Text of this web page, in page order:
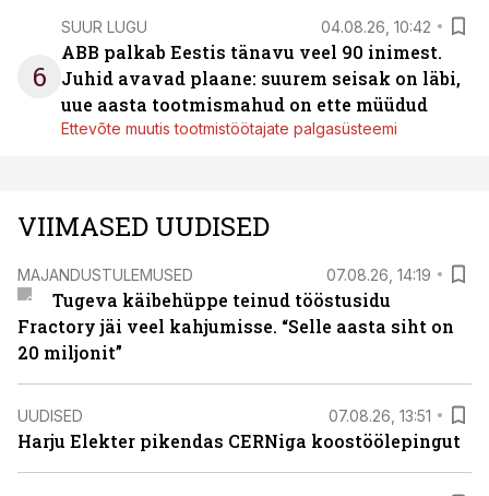
6
SUUR LUGU 04.08.26, 10:42
ABB palkab Eestis tänavu veel 90 inimest.
Juhid avavad plaane: suurem seisak on läbi,
uue aasta tootmismahud on ette müüdud
Ettevõte muutis tootmistöötajate palgasüsteemi
VIIMASED UUDISED
MAJANDUSTULEMUSED 07.08.26, 14:19
Tugeva käibehüppe teinud tööstusidu
Fractory jäi veel kahjumisse. “Selle aasta siht on
20 miljonit”
UUDISED 07.08.26, 13:51
Harju Elekter pikendas CERNiga koostöölepingut